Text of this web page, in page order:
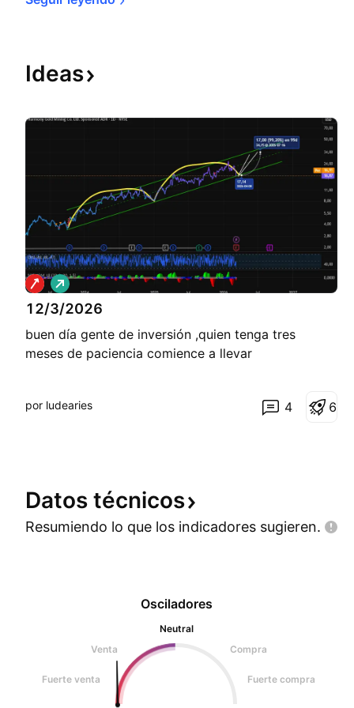
Ideas
12/3/2026
buen día gente de inversión ,quien tenga tres
meses de paciencia comience a llevar
L
a
r
o
por ludearies 4 6
Datos técnicos
Resumiendo lo que los indicadores sugieren.
Osciladores
Neutral
Venta
Compra
Fuerte venta Fuerte compra